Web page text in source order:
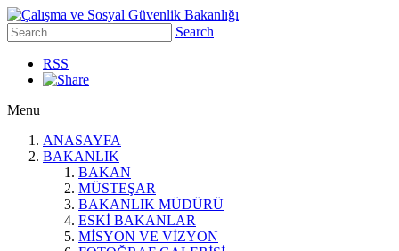
Search
RSS
Menu
ANASAYFA
BAKANLIK
BAKAN
MÜSTEŞAR
BAKANLIK MÜDÜRÜ
ESKİ BAKANLAR
MİSYON VE VİZYON